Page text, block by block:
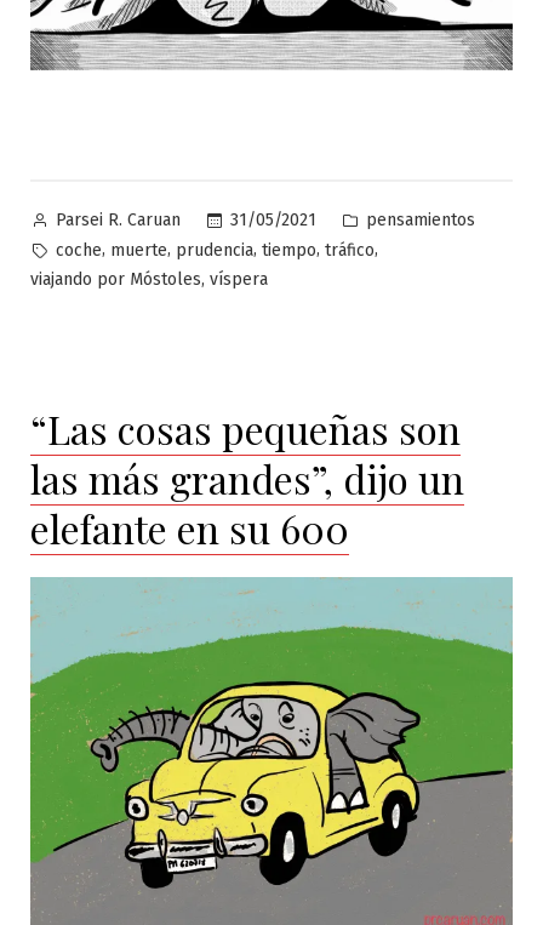
Publicado
por
Parsei R. Caruan 31/05/2021
Publicado
en
pensamientos
Etiquetas:
coche, muerte, prudencia, tiempo, tráfico,
viajando por Móstoles, víspera
“Las cosas pequeñas son
las más grandes”, dijo un
elefante en su 600